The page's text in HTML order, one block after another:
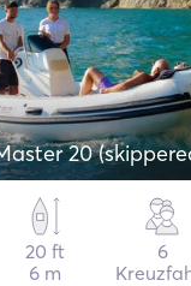
20
20 ft
6 m
6